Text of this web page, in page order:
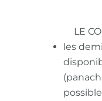
LE
les